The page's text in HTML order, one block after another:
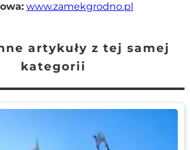
www.zamekgrodno.pl
artykuły z tej samej
kategorii